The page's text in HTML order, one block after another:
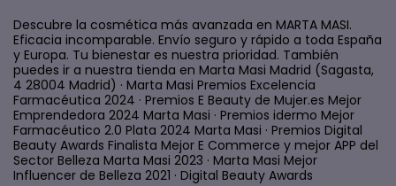
Descubre la cosmética más avanzada en MARTA MASI.
Eficacia incomparable. Envío seguro y rápido a toda España
y Europa. Tu bienestar es nuestra prioridad. También
puedes ir a nuestra tienda en Marta Masi Madrid (Sagasta,
4 28004 Madrid) · Marta Masi Premios Excelencia
Farmacéutica 2024 · Premios E Beauty de Mujer.es Mejor
Emprendedora 2024 Marta Masi · Premios idermo Mejor
Farmacéutico 2.0 Plata 2024 Marta Masi · Premios Digital
Beauty Awards Finalista Mejor E Commerce y mejor APP del
Sector Belleza Marta Masi 2023 · Marta Masi Mejor
Influencer de Belleza 2021 · Digital Beauty Awards